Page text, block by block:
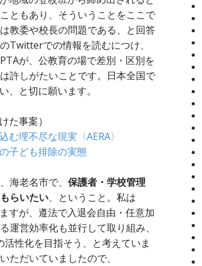
ともあり、そういうことをここで
教委や校長の問題である、と回答
Twitterでの情報を読むにつけ、
が、公教育の場で差別・区別を
許しがたいことです。日本全国で
、と切に願います。
た事案）
理不尽な現実〈AERA〉
子ども排除の実態
海老名市で、 保護者・学校管理
らいたい、ということ。私は
すが、遵法で入退会自由・任意加
運営効率化も並行して取り組み、
性化を目指そう、と考えていま
ただいていましたので、